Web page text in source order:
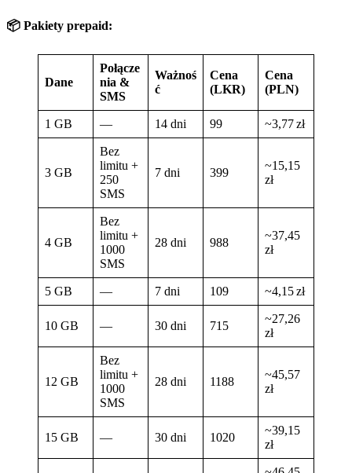
📦 Pakiety prepaid:
Dane
Połącze
nia &
SMS
Ważnoś
ć
Cena
(LKR)
Cena
(PLN)
1 GB — 14 dni 99 ~3,77 zł
3 GB
Bez
limitu +
250
SMS
7 dni 399
~15,15
zł
4 GB
Bez
limitu +
1000
SMS
28 dni 988
~37,45
zł
5 GB — 7 dni 109 ~4,15 zł
10 GB — 30 dni 715
~27,26
zł
12 GB
Bez
limitu +
1000
SMS
28 dni 1188
~45,57
zł
15 GB — 30 dni 1020
~39,15
zł